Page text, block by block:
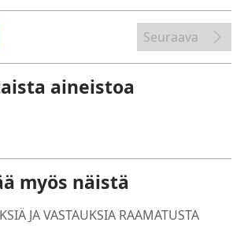
Seuraava
aineistoa
myös näistä
JA VASTAUKSIA RAAMATUSTA